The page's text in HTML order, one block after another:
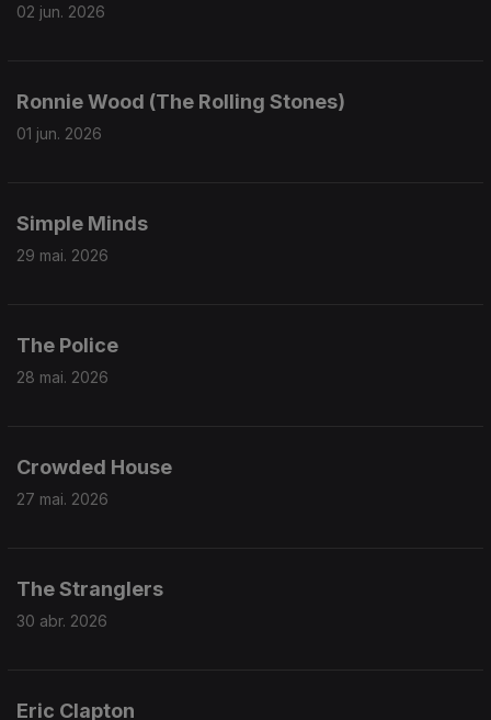
02 jun. 2026
Ronnie Wood (The Rolling Stones)
01 jun. 2026
Simple Minds
29 mai. 2026
The Police
28 mai. 2026
Crowded House
27 mai. 2026
The Stranglers
30 abr. 2026
Eric Clapton